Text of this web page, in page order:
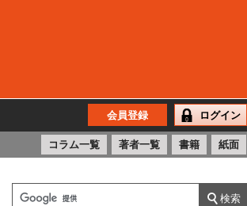
会員登録 ログイン
コラム一覧 著者一覧 書籍 紙面